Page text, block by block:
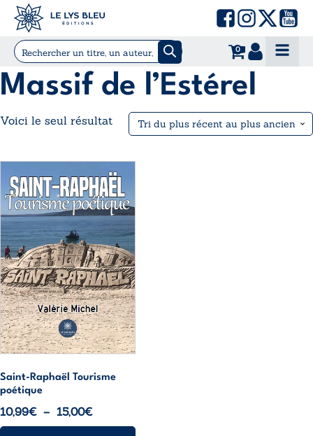
0
Massif de l’Estérel
Voici le seul résultat
Saint-Raphaël Tourisme
poétique
10,99€ – 15,00€Plage
de
produit
a
plusieurs
variations.
Les
options
peuvent
être
choisies
sur
page
du
produit